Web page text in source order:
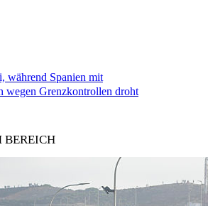
während Spanien mit
wegen Grenzkontrollen droht
BEREICH